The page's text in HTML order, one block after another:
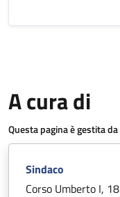
A cura di
Questa pagina è gestita da
Sindaco
Corso Umberto I, 18